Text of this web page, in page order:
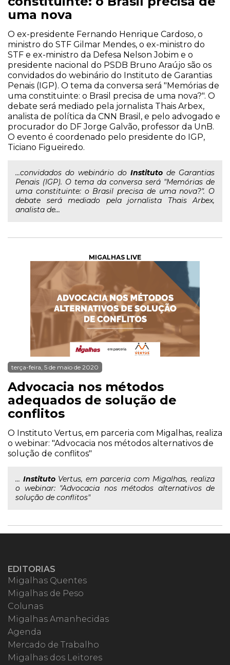
uma nova
O ex-presidente Fernando Henrique Cardoso, o
ministro do STF Gilmar Mendes, o ex-ministro do
STF e ex-ministro da Defesa Nelson Jobim e o
presidente nacional do PSDB Bruno Araújo são os
convidados do webinário do Instituto de Garantias
Penais (IGP). O tema da conversa será "Memórias de
uma constituinte: o Brasil precisa de uma nova?". O
debate será mediado pela jornalista Thais Arbex,
analista de política da CNN Brasil, e pelo advogado e
procurador do DF Jorge Galvão, professor da UnB.
O evento é coordenado pelo presidente do IGP,
Ticiano Figueiredo.
...convidados do webinário do Instituto de Garantias
Penais (IGP). O tema da conversa será "Memórias de
uma constituinte: o Brasil precisa de uma nova?". O
debate será mediado pela jornalista Thais Arbex,
analista de...
MIGALHAS LIVE
terça-feira, 5 de maio de 2020
Advocacia nos métodos
adequados de solução de
conflitos
O Instituto Vertus, em parceria com Migalhas, realiza
o webinar: "Advocacia nos métodos alternativos de
solução de conflitos"
... InstitutoVertus, em parceria com Migalhas, realiza
o webinar: "Advocacia nos métodos alternativos de
solução de conflitos"
EDITORIAS
Migalhas Quentes
Migalhas de Peso
Colunas
Migalhas Amanhecidas
Agenda
Mercado de Trabalho
Migalhas dos Leitores